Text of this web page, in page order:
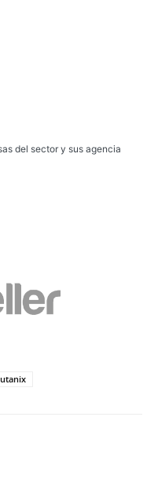
del sector y sus agencia